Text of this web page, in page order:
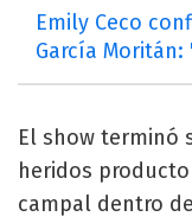
Emily Ceco
García
El show terminó
heridos
campal dentro